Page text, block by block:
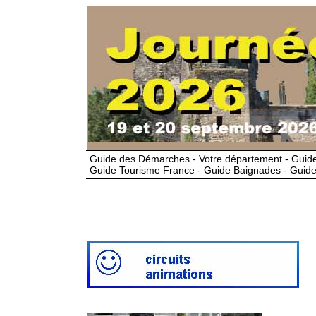
Guide des Démarches - Votre département -
Guide Tourisme France - Guide Baignades -